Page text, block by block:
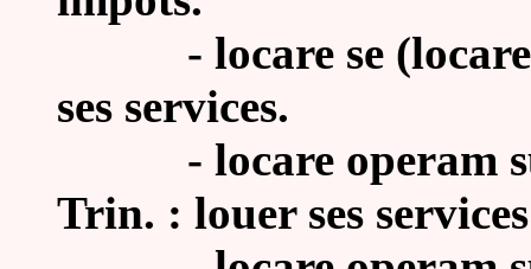
- locare se (locare
ses services.
- locare operam
Trin. : louer ses